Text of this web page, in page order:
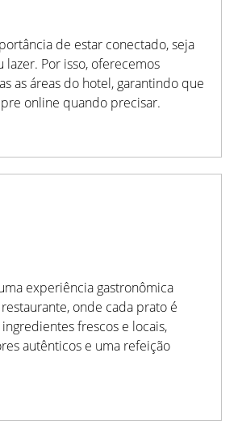
de estar conectado, seja
lazer. Por isso, oferecemos
as áreas do hotel, garantindo que
online quando precisar.
experiência gastronômica
onde cada prato é
frescos e locais,
autênticos e uma refeição